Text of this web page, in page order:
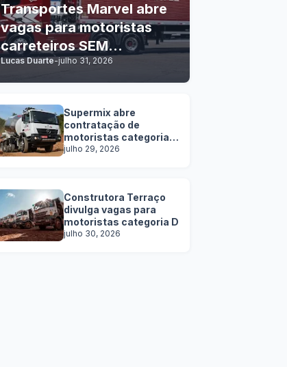
Transportes Marvel abre
vagas para motoristas
carreteiros SEM
EXPERIÊNCIA
Lucas Duarte-julho 31, 2026
Supermix abre
contratação de
motoristas categoria
C, D e E
julho 29, 2026
Construtora Terraço
divulga vagas para
motoristas categoria D
julho 30, 2026